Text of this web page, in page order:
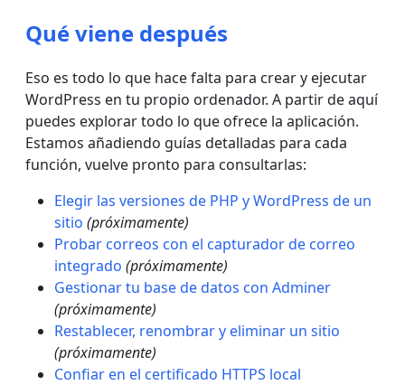
Qué viene después
Eso es todo lo que hace falta para crear y ejecutar
WordPress en tu propio ordenador. A partir de aquí
puedes explorar todo lo que ofrece la aplicación.
Estamos añadiendo guías detalladas para cada
función, vuelve pronto para consultarlas:
Elegir las versiones de PHP y WordPress de un
sitio (próximamente)
Probar correos con el capturador de correo
integrado (próximamente)
Gestionar tu base de datos con Adminer
(próximamente)
Restablecer, renombrar y eliminar un sitio
(próximamente)
Confiar en el certificado HTTPS local